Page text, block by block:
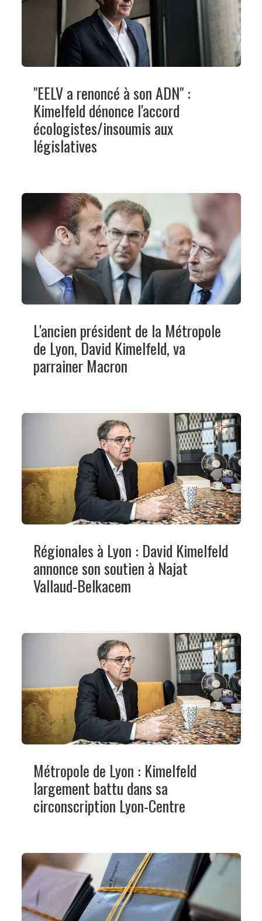
"EELV a renoncé à son ADN" :
Kimelfeld dénonce l'accord
écologistes/insoumis aux
législatives
L'ancien président de la Métropole
de Lyon, David Kimelfeld, va
parrainer Macron
Régionales à Lyon : David Kimelfeld
annonce son soutien à Najat
Vallaud-Belkacem
Métropole de Lyon : Kimelfeld
largement battu dans sa
circonscription Lyon-Centre